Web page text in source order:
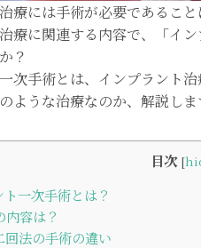
療には手術が必要であること
療に関連する内容で、「イ
？
次手術とは、インプラント
ような治療なのか、解説しま
目次 [
一次手術とは？
内容は？
回法の手術の違い